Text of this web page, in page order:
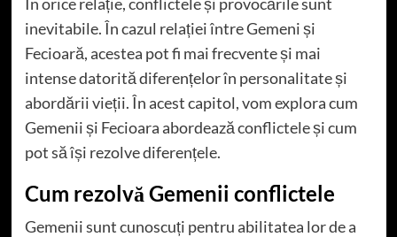
inevitabile. În cazul relației între Gemeni și
Fecioară, acestea pot fi mai frecvente și mai
intense datorită diferențelor în personalitate și
abordării vieții. În acest capitol, vom explora cum
Gemenii și Fecioara abordează conflictele și cum
pot să își rezolve diferențele.
Cum rezolvă Gemenii conflictele
Gemenii sunt cunoscuți pentru abilitatea lor de a